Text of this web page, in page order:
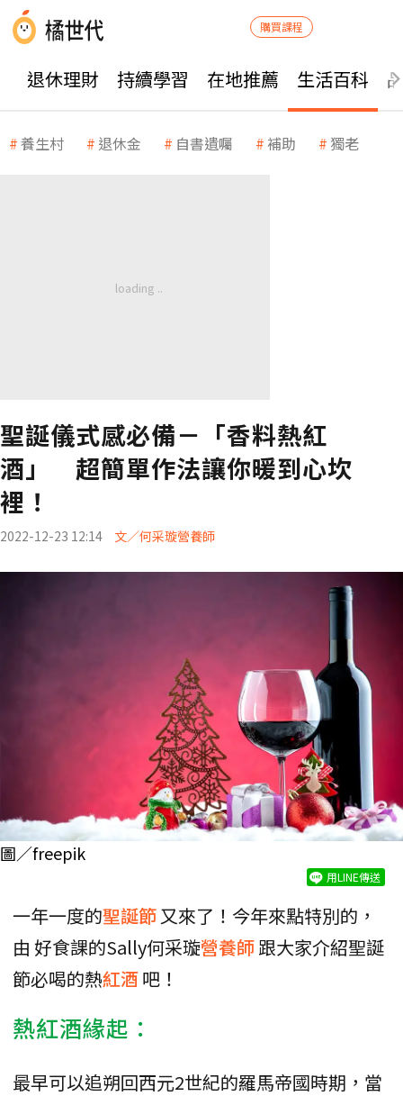
購買課程
退休理財 持續學習 在地推薦 生活百科
養生村 退休金 自書遺囑 補助 獨老
聖誕儀式感必備－「香料熱紅
酒」 超簡單作法讓你暖到心坎
裡！
2022-12-23 12:14 文／何采璇營養師
圖／freepik
用LINE傳送
一年一度的聖誕節又來了！今年來點特別的，
由 好食課的Sally何采璇營養師跟大家介紹聖誕
節必喝的熱紅酒吧！
熱紅酒緣起：
最早可以追朔回西元2世紀的羅馬帝國時期，當